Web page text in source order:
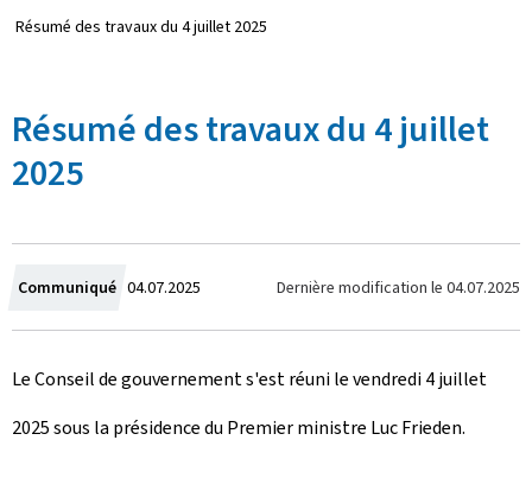
Résumé des travaux du 4 juillet 2025
Résumé des travaux du 4 juillet
2025
Communiqué C
r
é
e
04.07.2025 Dernière modification le 04.07.2025
Le Conseil de gouvernement s'est réuni le vendredi 4 juillet
2025 sous la présidence du Premier ministre Luc Frieden.